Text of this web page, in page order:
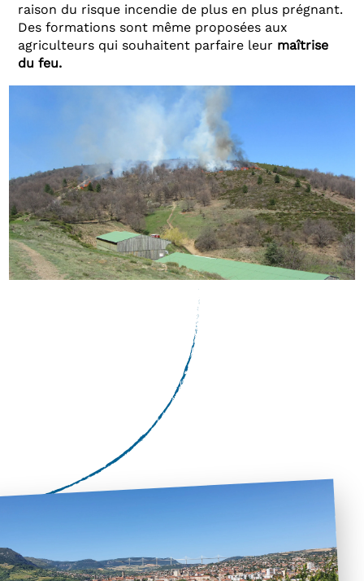
raison du risque incendie de plus en plus prégnant.
Des formations sont même proposées aux
agriculteurs qui souhaitent parfaire leur maîtrise
du feu.